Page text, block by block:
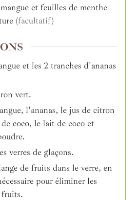
et feuilles de menthe
(facultatif)
et les 2 tranches d'ananas
vert.
l'ananas, le jus de citron
coco, le lait de coco et
verres de glaçons.
de fruits dans le verre, en
pour éliminer les
fruits.